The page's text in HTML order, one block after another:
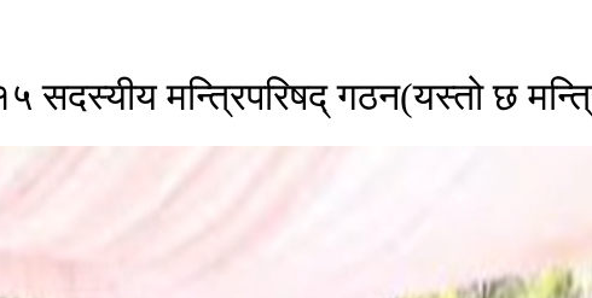
सदस्यीय मन्त्रिपरिषद् गठन(यस्तो छ